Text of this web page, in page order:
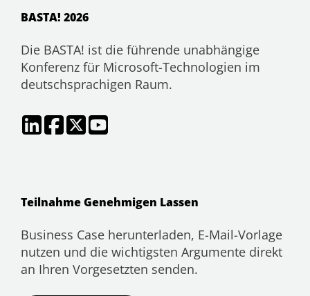
BASTA! 2026
Die BASTA! ist die führende unabhängige
Konferenz für Microsoft-Technologien im
deutschsprachigen Raum.
Teilnahme Genehmigen Lassen
Business Case herunterladen, E-Mail-Vorlage
nutzen und die wichtigsten Argumente direkt
an Ihren Vorgesetzten senden.